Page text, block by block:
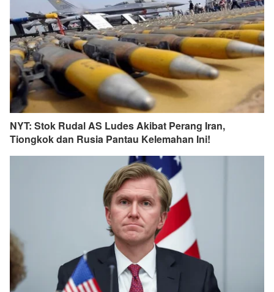
NYT: Stok Rudal AS Ludes Akibat Perang Iran,
Tiongkok dan Rusia Pantau Kelemahan Ini!